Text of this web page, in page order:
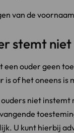
van de
stemt
een ouder geen
is of het oneens is
niet
U kunt hierbij